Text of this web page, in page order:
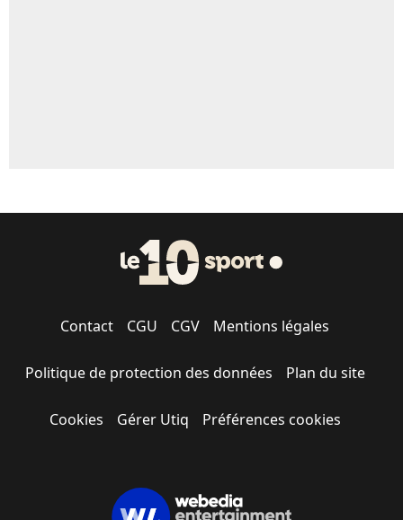
Contact CGU CGV Mentions légales
Politique de protection des données Plan du site
Cookies Gérer Utiq Préférences cookies